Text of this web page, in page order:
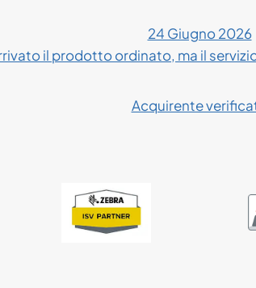
24 Giugno 2026
il prodotto ordinato, ma il
Acquirente